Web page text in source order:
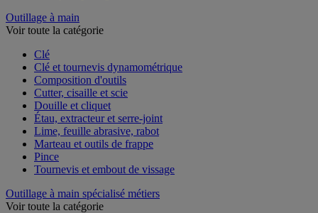
Outillage à main
Voir toute la catégorie
Clé
Clé et tournevis dynamométrique
Composition d'outils
Cutter, cisaille et scie
Douille et cliquet
Étau, extracteur et serre-joint
Lime, feuille abrasive, rabot
Marteau et outils de frappe
Pince
Tournevis et embout de vissage
Outillage à main spécialisé métiers
Voir toute la catégorie